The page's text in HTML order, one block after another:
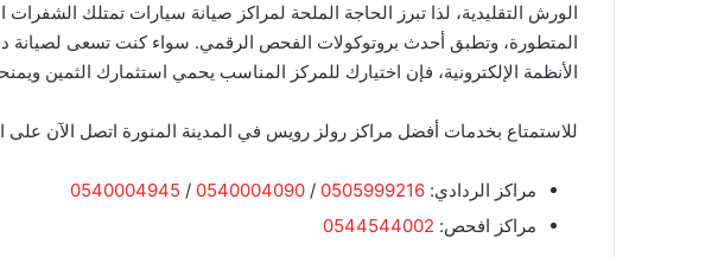
المتطورة، وتطبق أحدث بروتوكولات الفحص الرقمي. سواء كنت تسعى لصيانة
الأنظمة الإلكترونية، فإن اختيارك للمركز المناسب يحمي استثمارك الثمين
للاستمتاع بخدمات أفضل مراكز رولز رويس في المدينة المنورة اتصل الآن على
مراكز الردادي: 0505999216
/
0540004090
/
0540004945
مراكز افحص: 0544544002